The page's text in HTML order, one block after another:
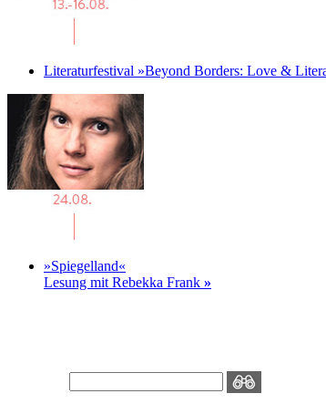
Literaturfestival »Beyond Borders: Love &
»Spiegelland«
Lesung mit Rebekka Frank »